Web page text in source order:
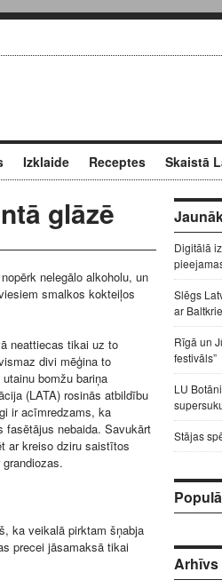
Izklaide Receptes Skaistā
glāzē
nelegālo alkoholu, un
smalkos kokteiļos
neattiecas tikai uz to
divi mēģina to
bomžu bariņa
(LATA) rosinās atbildību
ir acīmredzams, ka
nebaida. Savukārt
ar kreiso dziru saistītos
ka veikalā pirktam šņabja
precei jāsamaksā tikai
Digitālā
Slēgs
ar
Rīgā un
festivāls”
LU
Stājas
Arhīvs